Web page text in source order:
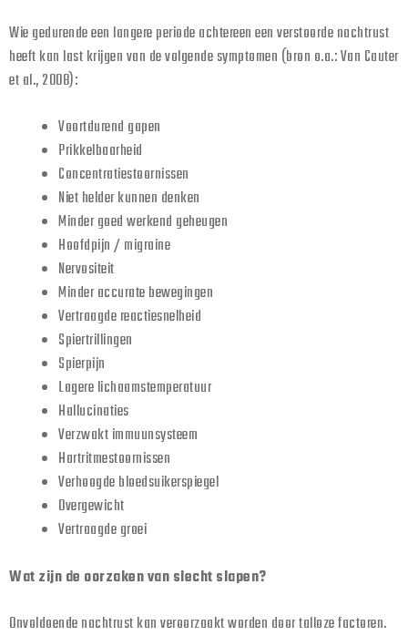
Wie gedurende een langere periode achtereen een verstoorde nachtrust
heeft kan last krijgen van de volgende symptomen (bron o.a.: Van Cauter
et al., 2008):
Voortdurend gapen
Prikkelbaarheid
Concentratiestoornissen
Niet helder kunnen denken
Minder goed werkend geheugen
Hoofdpijn / migraine
Nervositeit
Minder accurate bewegingen
Vertraagde reactiesnelheid
Spiertrillingen
Spierpijn
Lagere lichaamstemperatuur
Hallucinaties
Verzwakt immuunsysteem
Hartritmestoornissen
Verhoogde bloedsuikerspiegel
Overgewicht
Vertraagde groei
Wat zijn de oorzaken van slecht slapen?
Onvoldoende nachtrust kan veroorzaakt worden door talloze factoren.